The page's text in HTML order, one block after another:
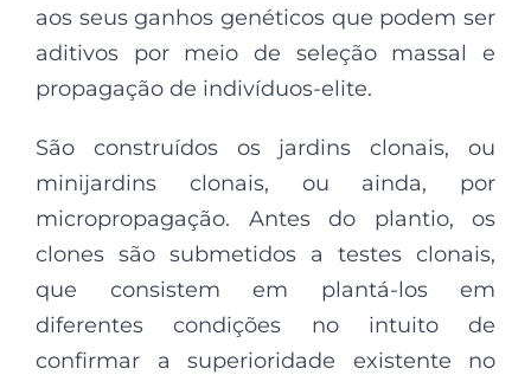
aos seus ganhos genéticos que podem ser
aditivos por meio de seleção massal e
propagação de indivíduos-elite.
São construídos os jardins clonais, ou
minijardins clonais, ou ainda, por
micropropagação. Antes do plantio, os
clones são submetidos a testes clonais,
que consistem em plantá-los em
diferentes condições no intuito de
confirmar a superioridade existente no